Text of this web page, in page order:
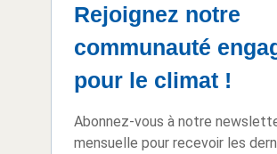
Rejoignez notre
communauté
pour le climat !
Abonnez-vous à notre
mensuelle pour recevoir les